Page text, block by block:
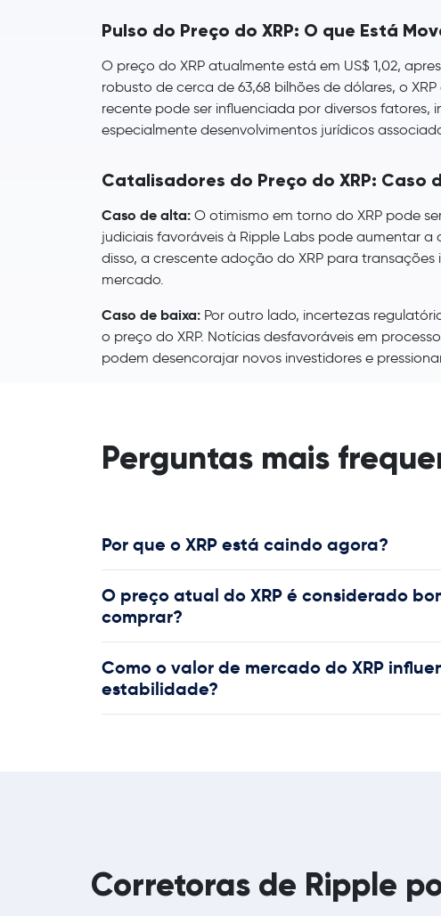
Pulso do Preço do XRP: O que Está
O preço do XRP atualmente está em US$ 1,02,
robusto de cerca de 63,68 bilhões de dólares, o
recente pode ser influenciada por diversos
especialmente desenvolvimentos jurídicos
Catalisadores do Preço do XRP: Caso
Caso de alta: O otimismo em torno do XRP pode
judiciais favoráveis à Ripple Labs pode aumentar
disso, a crescente adoção do XRP para
mercado.
Caso de baixa: Por outro lado, incertezas
o preço do XRP. Notícias desfavoráveis em
podem desencorajar novos investidores e
Perguntas mais
Por que o XRP está caindo agora?
O preço atual do XRP é considerado
comprar?
Como o valor de mercado do XRP
estabilidade?
Corretoras de Ripple